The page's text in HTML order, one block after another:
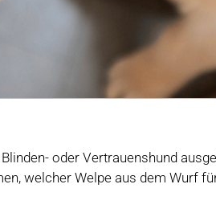
oder Vertrauenshund
welcher Welpe aus dem Wurf